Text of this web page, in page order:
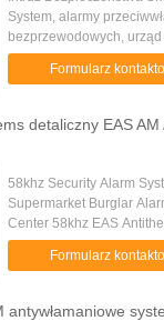
System, alarmy
bezprzewodowych,
system alarmowy
przewodowych i
Formularz
detaliczny EAS
58khz Security Alarm
Supermarket Burglar
Center 58khz EAS
sanzhai066 Application:
clothes shops/
Formularz
antywłamaniowe